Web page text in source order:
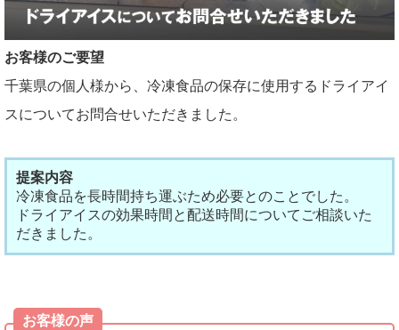
お客様のご要望
千葉県の個人様から、冷凍食品の保存に使用するドライアイ
スについてお問合せいただきました。
提案内容
冷凍食品を長時間持ち運ぶため必要とのことでした。
ドライアイスの効果時間と配送時間についてご相談いた
だきました。
お客様の声